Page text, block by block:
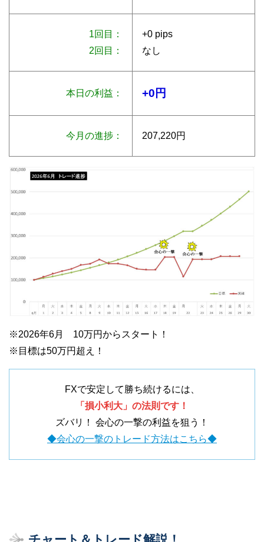
1回目：
2回目：
+0 pips
なし
本日の利益： +0円
今月の進捗： 207,220円
※2026年6月 10万円からスタート！
※目標は50万円超え！
FXで安定して勝ち続けるには、
「損小利大」の法則です！
ズバリ！ 会心の一撃の利益を狙う！
◆会心の一撃のトレード方法はこちら◆
チャート＆トレード解説！